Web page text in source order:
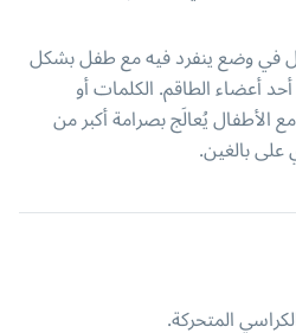
في وضع ينفرد فيه مع طفل بشكل
أعضاء الطاقم. الكلمات أو
الأطفال يُعالَج بصرامة أكبر من
على بالغين.
المتحركة.